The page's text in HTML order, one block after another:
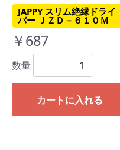
JAPPY スリム絶縁ドライ
バー ＪＺＤ－６１０Ｍ
￥687
数量
カートに入れる